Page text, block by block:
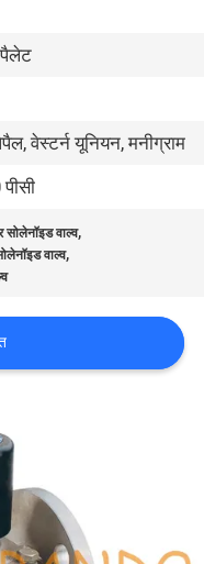
पैलेट
वेस्टर्न यूनियन, मनीग्राम
सोलेनॉइड वाल्व,
वाल्व,